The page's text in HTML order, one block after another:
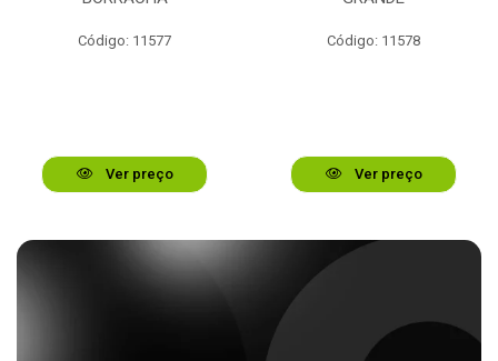
Código: 11577
Ver preço
Código: 11578
Ver preço